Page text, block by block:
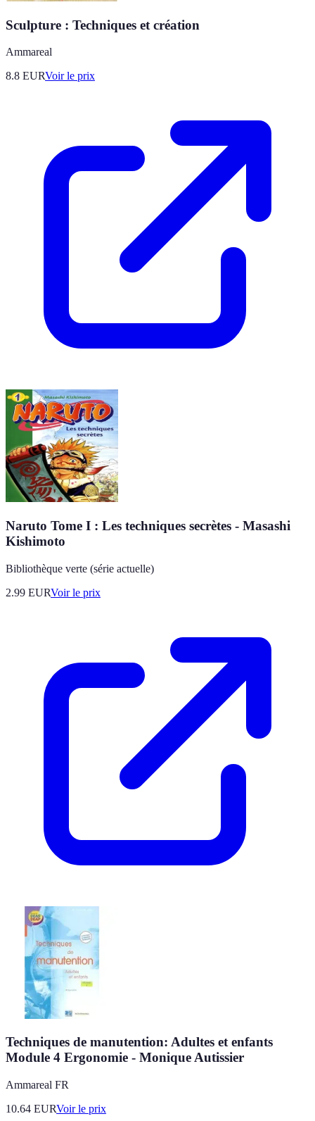
Sculpture : Techniques et création
Ammareal
8.8 EURVoir le prix
Naruto Tome I : Les techniques secrètes - Masashi
Kishimoto
Bibliothèque verte (série actuelle)
2.99 EURVoir le prix
Techniques de manutention: Adultes et enfants
Module 4 Ergonomie - Monique Autissier
Ammareal FR
10.64 EURVoir le prix